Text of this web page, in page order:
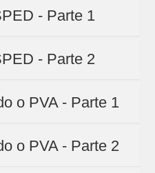
- Parte 1
- Parte 2
o PVA - Parte 1
o PVA - Parte 2